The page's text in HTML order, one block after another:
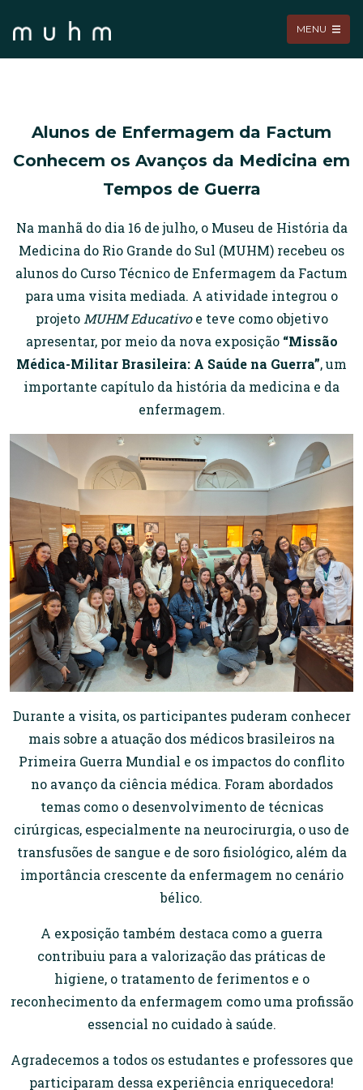
MENU
Alunos de Enfermagem da Factum
Conhecem os Avanços da Medicina em
Tempos de Guerra
Na manhã do dia 16 de julho, o Museu de História da
Medicina do Rio Grande do Sul (MUHM) recebeu os
alunos do Curso Técnico de Enfermagem da Factum
para uma visita mediada. A atividade integrou o
projeto MUHM Educativoe teve como objetivo
apresentar, por meio da nova exposição “Missão
Médica-Militar Brasileira: A Saúde na Guerra”, um
importante capítulo da história da medicina e da
enfermagem.
Durante a visita, os participantes puderam conhecer
mais sobre a atuação dos médicos brasileiros na
Primeira Guerra Mundial e os impactos do conflito
no avanço da ciência médica. Foram abordados
temas como o desenvolvimento de técnicas
cirúrgicas, especialmente na neurocirurgia, o uso de
transfusões de sangue e de soro fisiológico, além da
importância crescente da enfermagem no cenário
bélico.
A exposição também destaca como a guerra
contribuiu para a valorização das práticas de
higiene, o tratamento de ferimentos e o
reconhecimento da enfermagem como uma profissão
essencial no cuidado à saúde.
Agradecemos a todos os estudantes e professores que
participaram dessa experiência enriquecedora!